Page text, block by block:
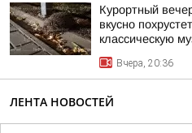
Курортный
вкусно
классическую
Вчера, 20:36
ЛЕНТА НОВОСТЕЙ